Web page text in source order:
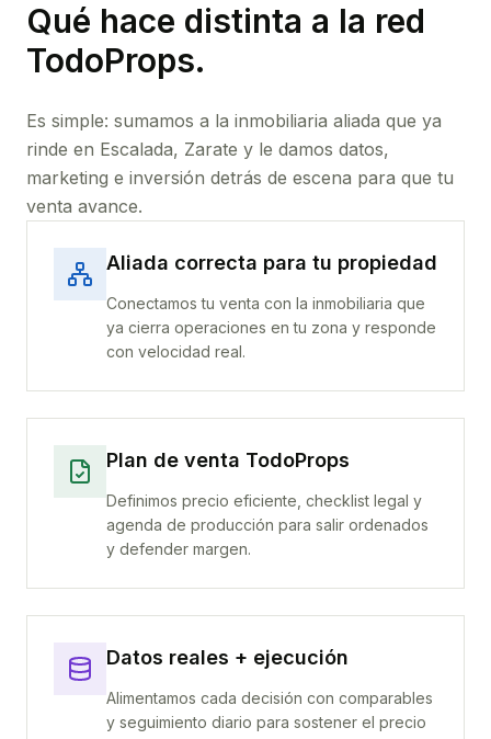
Qué hace distinta a la red
TodoProps.
Es simple: sumamos a la inmobiliaria aliada que ya
rinde en Escalada, Zarate y le damos datos,
marketing e inversión detrás de escena para que tu
venta avance.
Aliada correcta para tu propiedad
Conectamos tu venta con la inmobiliaria que
ya cierra operaciones en tu zona y responde
con velocidad real.
Plan de venta TodoProps
Definimos precio eficiente, checklist legal y
agenda de producción para salir ordenados
y defender margen.
Datos reales + ejecución
Alimentamos cada decisión con comparables
y seguimiento diario para sostener el precio